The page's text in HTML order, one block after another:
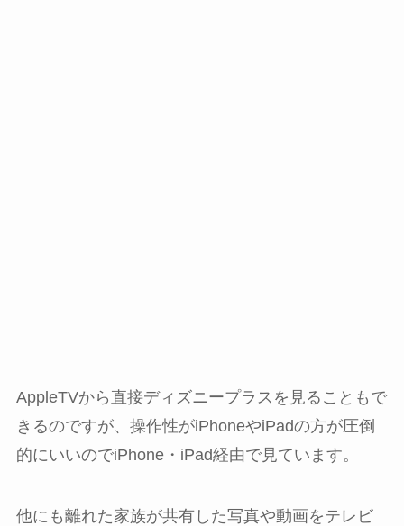
AppleTVから直接ディズニープラスを見ることもで
きるのですが、操作性がiPhoneやiPadの方が圧倒
的にいいのでiPhone・iPad経由で見ています。
他にも離れた家族が共有した写真や動画をテレビ